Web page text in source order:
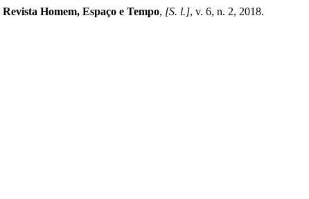
Revista Homem, Espaço e Tempo, [S. l.], v. 6, n. 2, 2018.